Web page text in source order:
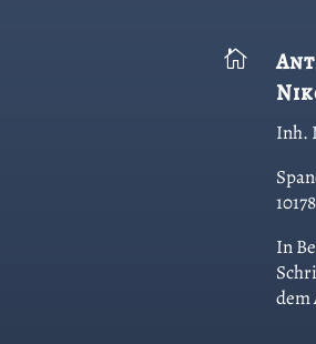

Inh.
In
dem